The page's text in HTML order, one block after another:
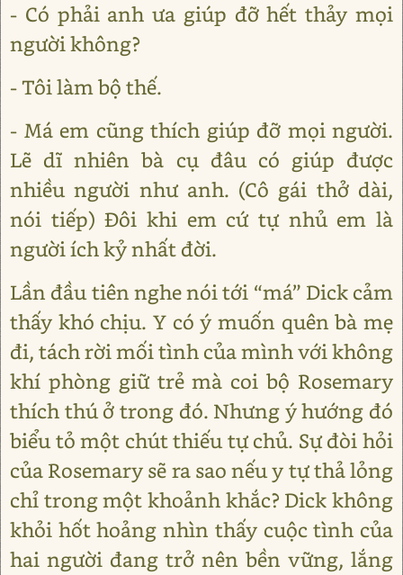
- Có phải anh ưa giúp đỡ hết thảy mọi
người không?
- Tôi làm bộ thế.
- Má em cũng thích giúp đỡ mọi người.
Lẽ dĩ nhiên bà cụ đâu có giúp được
nhiều người như anh. (Cô gái thở dài,
nói tiếp) Đôi khi em cứ tự nhủ em là
người ích kỷ nhất đời.
Lần đầu tiên nghe nói tới “má” Dick cảm
thấy khó chịu. Y có ý muốn quên bà mẹ
đi, tách rời mối tình của mình với không
khí phòng giữ trẻ mà coi bộ Rosemary
thích thú ở trong đó. Nhưng ý hướng đó
biểu tỏ một chút thiếu tự chủ. Sự đòi hỏi
của Rosemary sẽ ra sao nếu y tự thả lỏng
chỉ trong một khoảnh khắc? Dick không
khỏi hốt hoảng nhìn thấy cuộc tình của
hai người đang trở nên bền vững, lắng